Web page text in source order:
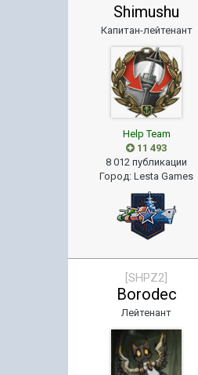
Shimushu
Капитан-лейтенант
Help Team
11 493
8 012 публикации
Город:Lesta Games
[SHPZ2]
Borodec
Лейтенант